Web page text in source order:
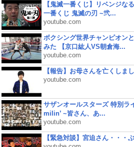
【鬼滅一番くじ】リベンジな
一番くじ 鬼滅の刃 ~弐...
youtube.com
ボクシング世界チャンピオン
みた 【京口紘人VS朝倉海...
youtube.com
【報告】お母さんを亡くしまし
youtube.com
サザンオールスターズ 特別ラ
milin’ ~皆さん、あ...
youtube.com
【緊急対談】宮迫さん・・・